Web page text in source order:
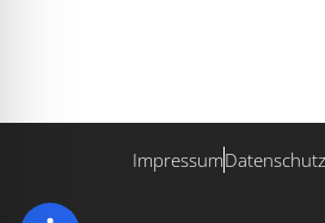
Impressum